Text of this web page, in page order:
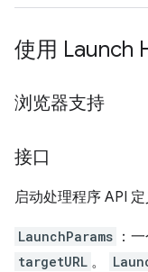
使用 Launch
浏览器支持
接口
启动处理程序 API 定
LaunchParams ：
targetURL 。